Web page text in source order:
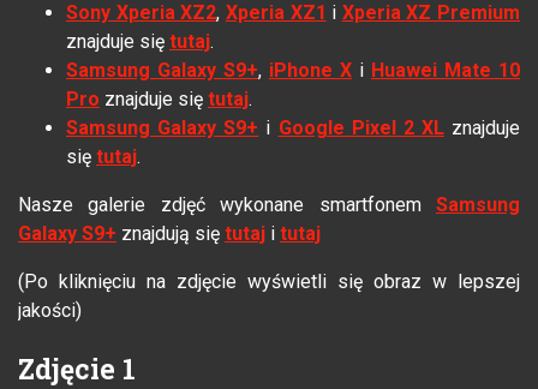
Sony Xperia XZ2, Xperia XZ1 i Xperia XZ Premium
znajduje się tutaj.
Samsung Galaxy S9+, iPhone X i Huawei Mate 10
Pro znajduje się tutaj.
Samsung Galaxy S9+ i Google Pixel 2 XLznajduje
się tutaj.
Nasze galerie zdjęć wykonane smartfonem Samsung
Galaxy S9+ znajdują się tutaj i tutaj
(Po kliknięciu na zdjęcie wyświetli się obraz w lepszej
jakości)
Zdjęcie 1